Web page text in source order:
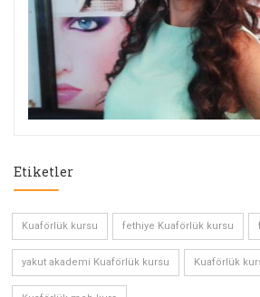
Etiketler
Kuaförlük kursu fethiye Kuaförlük kursu
yakut akademi Kuaförlük kursu Kuaförlük